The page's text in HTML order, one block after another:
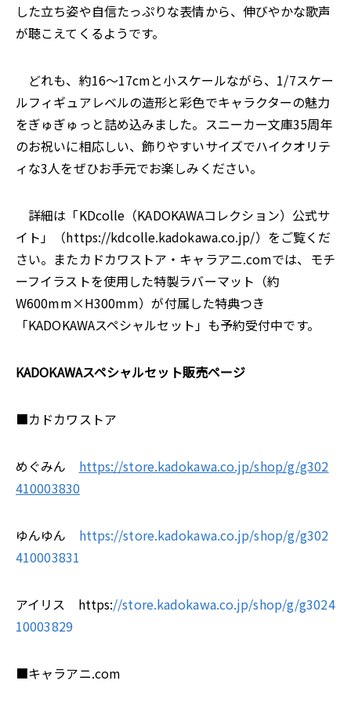
した立ち姿や自信たっぷりな表情から、伸びやかな歌声
が聴こえてくるようです。
どれも、約16～17cmと小スケールながら、1/7スケー
ルフィギュアレベルの造形と彩色でキャラクターの魅力
をぎゅぎゅっと詰め込みました。スニーカー文庫35周年
のお祝いに相応しい、飾りやすいサイズでハイクオリテ
ィな3人をぜひお手元でお楽しみください。
詳細は「KDcolle（KADOKAWAコレクション）公式サ
イト」（https://kdcolle.kadokawa.co.jp/）をご覧くだ
さい。またカドカワストア・キャラアニ.comでは、モチ
ーフイラストを使用した特製ラバーマット（約
W600mm×H300mm）が付属した特典つき
「KADOKAWAスペシャルセット」も予約受付中です。
KADOKAWAスペシャルセット販売ページ
■カドカワストア
めぐみん https://store.kadokawa.co.jp/shop/g/g302
410003830
ゆんゆん https://store.kadokawa.co.jp/shop/g/g302
410003831
アイリス https://store.kadokawa.co.jp/shop/g/g3024
10003829
■キャラアニ.com